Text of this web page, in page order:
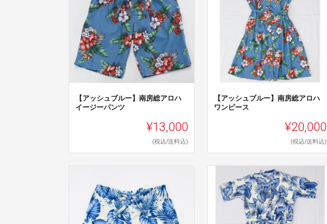
【アッシュブルー】南房総アロハ
イージーパンツ
¥13,000
(税込/送料込)
【アッシュブルー】南房総アロハ
ワンピース
¥20,000
(税込/送料込)